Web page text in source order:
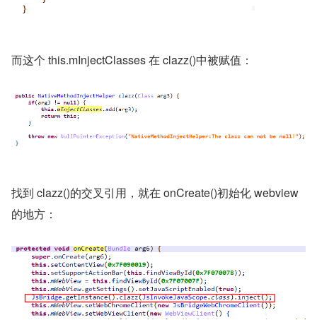
而这个 this.mInjectClasses 在 clazz()中被赋值：
找到 clazz()的交叉引用，就在 onCreate()初始化 webview
的地方：